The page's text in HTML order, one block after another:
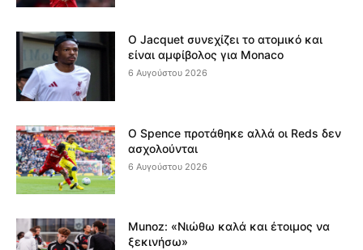
Ο Jacquet συνεχίζει το ατομικό και
είναι αμφίβολος για Monaco
6 Αυγούστου 2026
Ο Spence προτάθηκε αλλά οι Reds δεν
ασχολούνται
6 Αυγούστου 2026
Munoz: «Νιώθω καλά και έτοιμος να
ξεκινήσω»